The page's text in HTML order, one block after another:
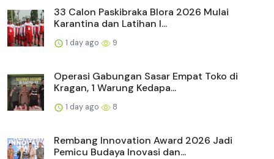
33 Calon Paskibraka Blora 2026 Mulai
Karantina dan Latihan I...
1 day ago 9
Operasi Gabungan Sasar Empat Toko di
Kragan, 1 Warung Kedapa...
1 day ago 8
Rembang Innovation Award 2026 Jadi
Pemicu Budaya Inovasi dan...